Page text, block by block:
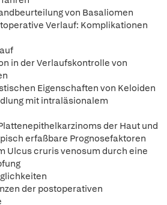
von Basaliomen
Verlauf: Komplikationen
in der Verlaufskontrolle von
Eigenschaften von Keloiden
mit intraläsionalem
der Haut und
erfaßbare Prognosefaktoren
Ulcus cruris venosum durch eine
der postoperativen